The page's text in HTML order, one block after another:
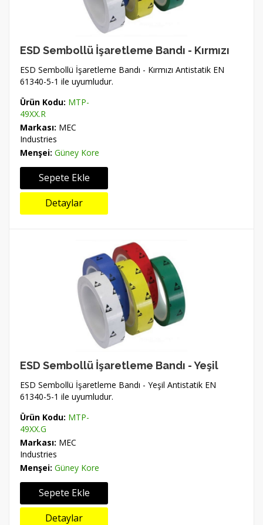
ESD Sembollü İşaretleme Bandı - Kırmızı
ESD Sembollü İşaretleme Bandı - Kırmızı Antistatik EN
61340-5-1 ile uyumludur.
Ürün Kodu: MTP-
49XX.R
Markası: MEC
Industries
Menşei: Güney Kore
Sepete Ekle
Detaylar
ESD Sembollü İşaretleme Bandı - Yeşil
ESD Sembollü İşaretleme Bandı - Yeşil Antistatik EN
61340-5-1 ile uyumludur.
Ürün Kodu: MTP-
49XX.G
Markası: MEC
Industries
Menşei: Güney Kore
Sepete Ekle
Detaylar